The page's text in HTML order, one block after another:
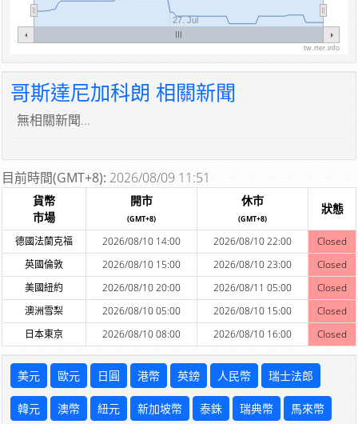
27. Jul
tw.rter.info
哥斯達尼加科朗 相關新聞
無相關新聞...
目前時間(GMT+8): 2026/08/09 11:51
貨幣
市場
開市
(GMT+8)
休市
(GMT+8)
狀態
德國法蘭克福 2026/08/10 14:00 2026/08/10 22:00
Closed
英國倫敦
2026/08/10 15:00 2026/08/10 23:00
Closed
美國紐約
2026/08/10 20:00 2026/08/11 05:00
Closed
澳洲雪梨
2026/08/10 05:00 2026/08/10 15:00
Closed
日本東京
2026/08/10 08:00 2026/08/10 16:00 Closed
美元 歐元 日圓 港幣 英鎊 人民幣 瑞士法郎
韓元 澳幣 紐元 新加坡幣 泰銖 瑞典幣 馬來幣